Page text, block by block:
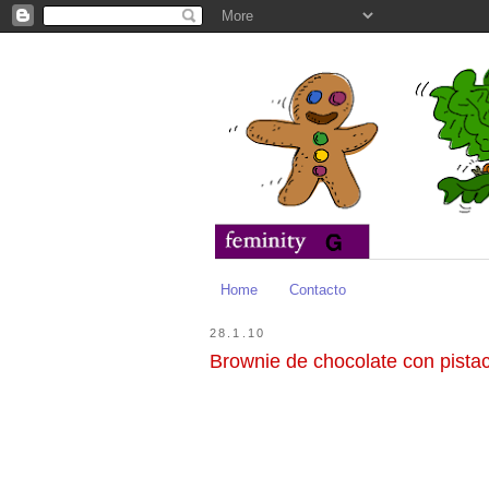
Home Contacto
28.1.10
Brownie de chocolate con